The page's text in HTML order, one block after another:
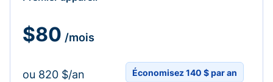
$80 /mois
ou 820 $/an Économisez 140 $ par an